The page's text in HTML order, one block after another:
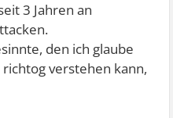
3 Jahren an
den ich glaube
verstehen kann,